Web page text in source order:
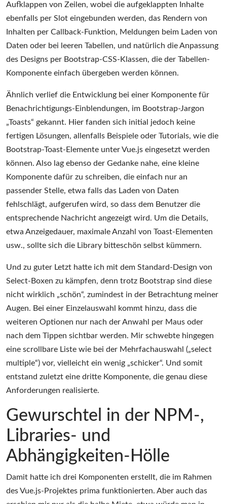
Aufklappen von Zeilen, wobei die aufgeklappten Inhalte
ebenfalls per Slot eingebunden werden, das Rendern von
Inhalten per Callback-Funktion, Meldungen beim Laden von
Daten oder bei leeren Tabellen, und natürlich die Anpassung
des Designs per Bootstrap-CSS-Klassen, die der Tabellen-
Komponente einfach übergeben werden können.
Ähnlich verlief die Entwicklung bei einer Komponente für
Benachrichtigungs-Einblendungen, im Bootstrap-Jargon
„Toasts“ gekannt. Hier fanden sich initial jedoch keine
fertigen Lösungen, allenfalls Beispiele oder Tutorials, wie die
Bootstrap-Toast-Elemente unter Vue.js eingesetzt werden
können. Also lag ebenso der Gedanke nahe, eine kleine
Komponente dafür zu schreiben, die einfach nur an
passender Stelle, etwa falls das Laden von Daten
fehlschlägt, aufgerufen wird, so dass dem Benutzer die
entsprechende Nachricht angezeigt wird. Um die Details,
etwa Anzeigedauer, maximale Anzahl von Toast-Elementen
usw., sollte sich die Library bitteschön selbst kümmern.
Und zu guter Letzt hatte ich mit dem Standard-Design von
Select-Boxen zu kämpfen, denn trotz Bootstrap sind diese
nicht wirklich „schön“, zumindest in der Betrachtung meiner
Augen. Bei einer Einzelauswahl kommt hinzu, dass die
weiteren Optionen nur nach der Anwahl per Maus oder
nach dem Tippen sichtbar werden. Mir schwebte hingegen
eine scrollbare Liste wie bei der Mehrfachauswahl („select
multiple“) vor, vielleicht ein wenig „schicker“. Und somit
entstand zuletzt eine dritte Komponente, die genau diese
Anforderungen realisierte.
Gewurschtel in der NPM-,
Libraries- und
Abhängigkeiten-Hölle
Damit hatte ich drei Komponenten erstellt, die im Rahmen
des Vue.js-Projektes prima funktionierten. Aber auch das